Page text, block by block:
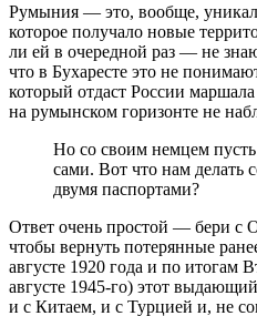
Румыния — это, вообще,
которое получало новые
ли ей в очередной раз — не
что в Бухаресте это не
который отдаст России
на румынском горизонте не
Но со своим немцем
сами. Вот что нам делать
двумя паспортами?
Ответ очень простой — бери с
чтобы вернуть потерянные
августе 1920 года и по итогам
августе 1945-го) этот
и с Китаем, и с Турцией и, не